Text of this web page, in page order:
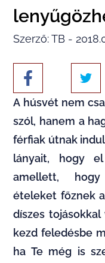
Szerző: TB -
A húsvét nem
szól, hanem a
férfiak útnak
lányait, hogy
amellett, hogy
ételeket főznek
díszes
kezd feledésbe
ha Te még is